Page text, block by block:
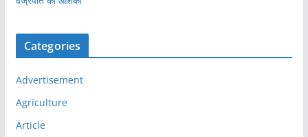
Categories
Advertisement
Agriculture
Article